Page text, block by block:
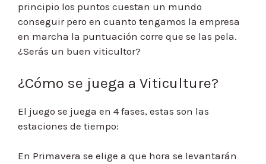
principio los puntos cuestan un mundo
conseguir pero en cuanto tengamos la empresa
en marcha la puntuación corre que se las pela.
¿Serás un buen viticultor?
¿Cómo se juega a Viticulture?
El juego se juega en 4 fases, estas son las
estaciones de tiempo:
En Primavera se elige a que hora se levantarán